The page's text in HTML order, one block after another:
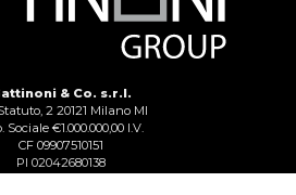
& Co. s.r.l.
2 20121 Milano MI
Sociale €1.000.000,00 I.V.
CF 09907510151
PI 02042680138